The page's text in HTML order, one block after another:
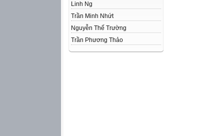
Linh Ng
Trần Minh Nhứt
Nguyễn Thế Trường
Trần Phương Thảo